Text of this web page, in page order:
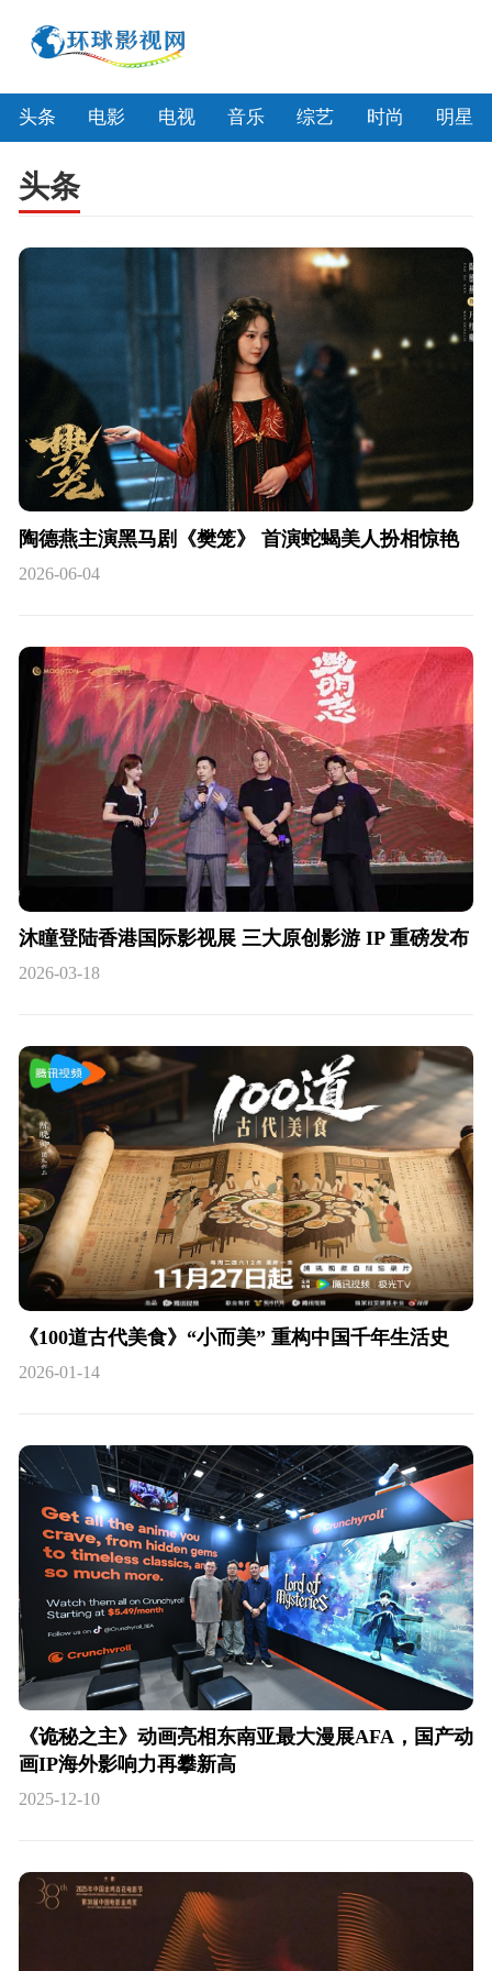
头条 电影 电视 音乐 综艺 时尚 明星
头条
陶德燕主演黑马剧《樊笼》 首演蛇蝎美人扮相惊艳
2026-06-04
沐瞳登陆香港国际影视展 三大原创影游 IP 重磅发布
2026-03-18
《100道古代美食》“小而美” 重构中国千年生活史
2026-01-14
《诡秘之主》动画亮相东南亚最大漫展AFA，国产动
画IP海外影响力再攀新高
2025-12-10